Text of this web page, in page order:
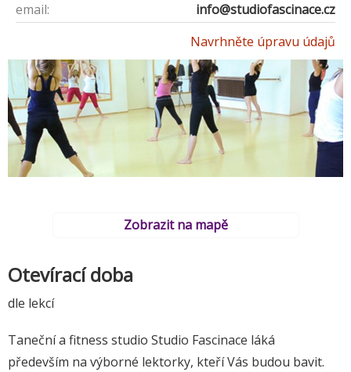
email:
info@studiofascinace.cz
Navrhněte úpravu údajů
Zobrazit na mapě
Otevírací doba
dle lekcí
Taneční a fitness studio Studio Fascinace láká
především na výborné lektorky, kteří Vás budou bavit.